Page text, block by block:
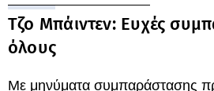
Τζο Μπάιντεν: Ευχές
όλους
Με μηνύματα συμπαράστασης